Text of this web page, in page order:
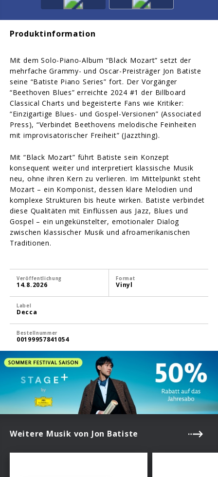
Produktinformation
Mit dem Solo-Piano-Album “Black Mozart” setzt der
mehrfache Grammy- und Oscar-Preisträger Jon Batiste
seine “Batiste Piano Series” fort. Der Vorgänger
“Beethoven Blues” erreichte 2024 #1 der Billboard
Classical Charts und begeisterte Fans wie Kritiker:
“Einzigartige Blues- und Gospel-Versionen” (Associated
Press), “Verbindet Beethovens melodische Feinheiten
mit improvisatorischer Freiheit” (Jazzthing).
Mit “Black Mozart” führt Batiste sein Konzept
konsequent weiter und interpretiert klassische Musik
neu, ohne ihren Kern zu verlieren. Im Mittelpunkt steht
Mozart – ein Komponist, dessen klare Melodien und
komplexe Strukturen bis heute wirken. Batiste verbindet
diese Qualitäten mit Einflüssen aus Jazz, Blues und
Gospel – ein ungekünstelter, emotionaler Dialog
zwischen klassischer Musik und afroamerikanischen
Traditionen.
Veröffentlichung
14.8.2026
Format
Vinyl
Label
Decca
Bestellnummer
00199957841054
Weitere Musik von Jon Batiste